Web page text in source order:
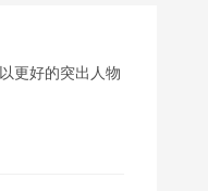
更好的突出人物